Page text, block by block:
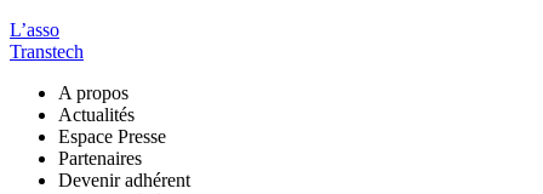
L’asso
Transtech
A propos
Actualités
Espace Presse
Partenaires
Devenir adhérent